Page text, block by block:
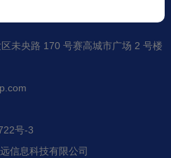
未央路 170 号赛高城市广场 2 号楼
号-3
信息科技有限公司